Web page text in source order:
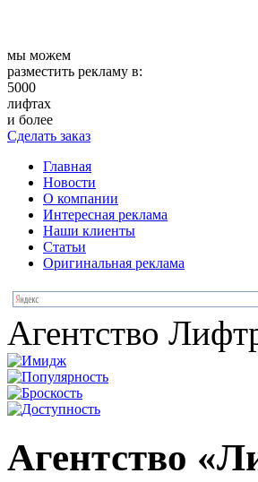
мы можем
разместить рекламу в:
5000
лифтах
и более
Сделать заказ
Главная
Новости
О компании
Интересная реклама
Наши клиенты
Статьи
Оригинальная реклама
Агентство
Агентство